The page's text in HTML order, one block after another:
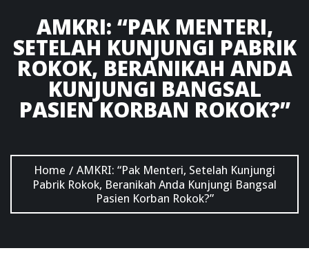
AMKRI: “PAK MENTERI,
SETELAH KUNJUNGI PABRIK
ROKOK, BERANIKAH ANDA
KUNJUNGI BANGSAL
PASIEN KORBAN ROKOK?”
Home / AMKRI: “Pak Menteri, Setelah Kunjungi
Pabrik Rokok, Beranikah Anda Kunjungi Bangsal
Pasien Korban Rokok?”